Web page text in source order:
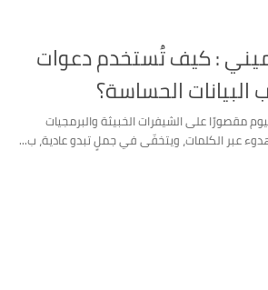
: كيف تُستخدم دعوات
البيانات الحساسة؟
مقصورًا على الشيفرات الخبيثة والبرمجيات
عبر الكلمات، ويتخفّى في جملٍ تبدو عادية، ب...